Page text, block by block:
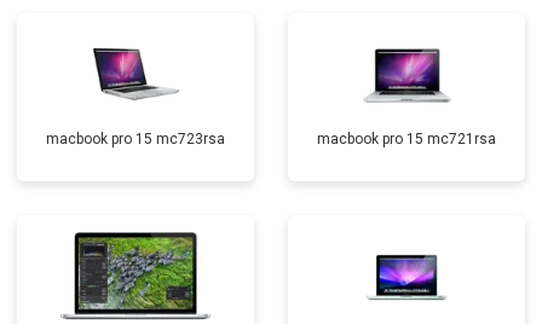
macbook pro 15 mc723rsa macbook pro 15 mc721rsa